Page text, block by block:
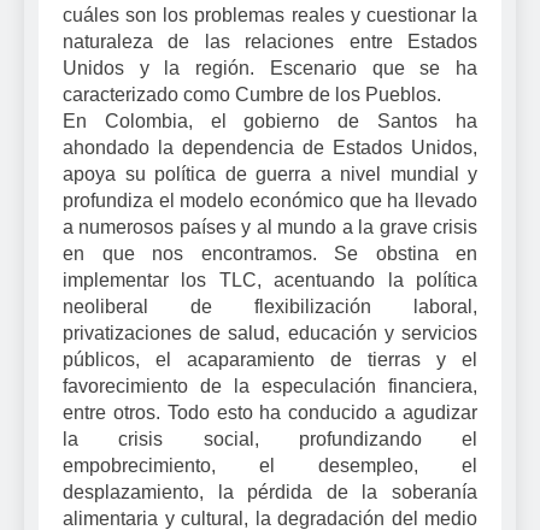
cuáles son los problemas reales y cuestionar la
naturaleza de las relaciones entre Estados
Unidos y la región. Escenario que se ha
caracterizado como Cumbre de los Pueblos.
En Colombia, el gobierno de Santos ha
ahondado la dependencia de Estados Unidos,
apoya su política de guerra a nivel mundial y
profundiza el modelo económico que ha llevado
a numerosos países y al mundo a la grave crisis
en que nos encontramos. Se obstina en
implementar los TLC, acentuando la política
neoliberal de flexibilización laboral,
privatizaciones de salud, educación y servicios
públicos, el acaparamiento de tierras y el
favorecimiento de la especulación financiera,
entre otros. Todo esto ha conducido a agudizar
la crisis social, profundizando el
empobrecimiento, el desempleo, el
desplazamiento, la pérdida de la soberanía
alimentaria y cultural, la degradación del medio